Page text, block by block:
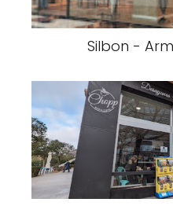
Silbon -